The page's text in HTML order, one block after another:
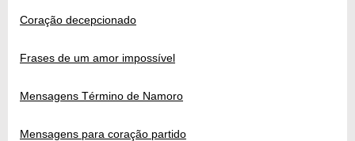
Coração decepcionado
Frases de um amor impossível
Mensagens Término de Namoro
Mensagens para coração partido